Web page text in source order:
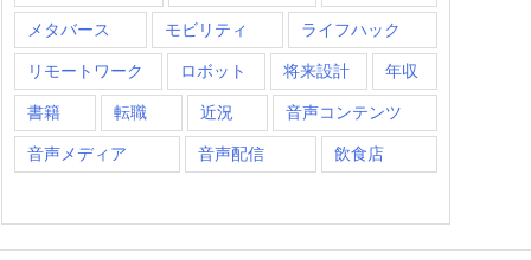
メタバース モビリティ ライフハック
リモートワーク ロボット 将来設計 年収
書籍 転職 近況 音声コンテンツ
音声メディア 音声配信 飲食店